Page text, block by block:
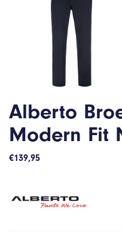
Alberto
Modern Fit
€139,95